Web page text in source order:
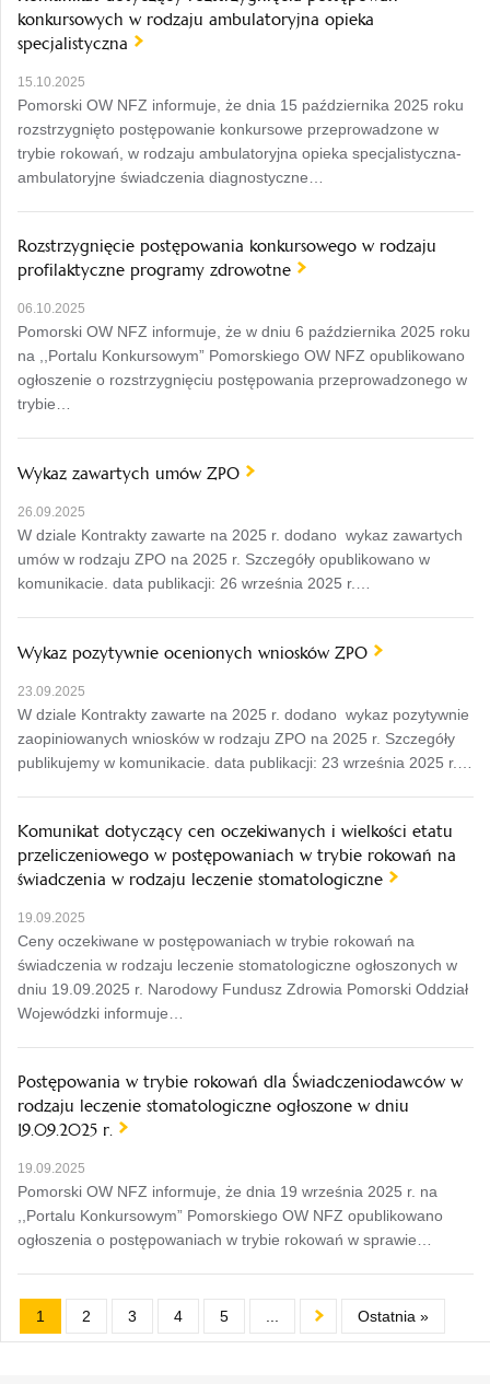
konkursowych w rodzaju ambulatoryjna opieka
specjalistyczna
15.10.2025
Pomorski OW NFZ informuje, że dnia 15 października 2025 roku
rozstrzygnięto postępowanie konkursowe przeprowadzone w
trybie rokowań, w rodzaju ambulatoryjna opieka specjalistyczna-
ambulatoryjne świadczenia diagnostyczne…
Rozstrzygnięcie postępowania konkursowego w rodzaju
profilaktyczne programy zdrowotne
06.10.2025
Pomorski OW NFZ informuje, że w dniu 6 października 2025 roku
na ,,Portalu Konkursowym” Pomorskiego OW NFZ opublikowano
ogłoszenie o rozstrzygnięciu postępowania przeprowadzonego w
trybie…
Wykaz zawartych umów ZPO
26.09.2025
W dziale Kontrakty zawarte na 2025 r. dodano wykaz zawartych
umów w rodzaju ZPO na 2025 r. Szczegóły opublikowano w
komunikacie. data publikacji: 26 września 2025 r.…
Wykaz pozytywnie ocenionych wniosków ZPO
23.09.2025
W dziale Kontrakty zawarte na 2025 r. dodano wykaz pozytywnie
zaopiniowanych wniosków w rodzaju ZPO na 2025 r. Szczegóły
publikujemy w komunikacie. data publikacji: 23 września 2025 r.…
Komunikat dotyczący cen oczekiwanych i wielkości etatu
przeliczeniowego w postępowaniach w trybie rokowań na
świadczenia w rodzaju leczenie stomatologiczne
19.09.2025
Ceny oczekiwane w postępowaniach w trybie rokowań na
świadczenia w rodzaju leczenie stomatologiczne ogłoszonych w
dniu 19.09.2025 r. Narodowy Fundusz Zdrowia Pomorski Oddział
Wojewódzki informuje…
Postępowania w trybie rokowań dla Świadczeniodawców w
rodzaju leczenie stomatologiczne ogłoszone w dniu
19.09.2025 r.
19.09.2025
Pomorski OW NFZ informuje, że dnia 19 września 2025 r. na
,,Portalu Konkursowym” Pomorskiego OW NFZ opublikowano
ogłoszenia o postępowaniach w trybie rokowań w sprawie…
1 2 3 4 5 Ostatnia »